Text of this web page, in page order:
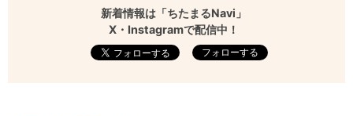
新着情報は「ちたまるNavi」
X・Instagramで配信中！
フォローする